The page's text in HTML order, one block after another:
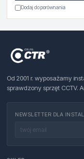
Dodaj do porównania
Od 2001 r. wyposażamy
sprawdzony sprzęt CCTV.
NEWSLETTER DLA